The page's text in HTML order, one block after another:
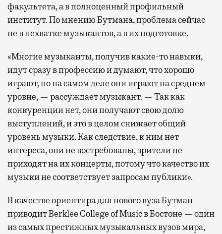
факультета, а в полноценный профильный
институт. По мнению Бутмана, проблема сейчас
не в нехватке музыкантов, а в их подготовке.
«Многие музыканты, получив какие-то навыки,
идут сразу в профессию и думают, что хорошо
играют, но на самом деле они играют на среднем
уровне, — рассуждает музыкант. — Так как
конкуренции нет, они получают свою долю
выступлений, и это в целом снижает общий
уровень музыки. Как следствие, к ним нет
интереса, они не востребованы, зрители не
приходят на их концерты, потому что качество их
музыки не соответствует запросам публики».
В качестве ориентира для нового вуза Бутман
приводит Berklee College of Music в Бостоне — один
из самых престижных музыкальных вузов мира,